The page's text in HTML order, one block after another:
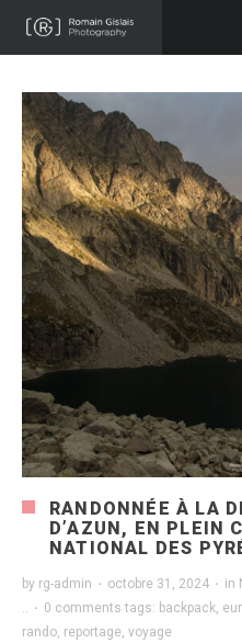
RANDONNÉE À LA
D’AZUN, EN PLEIN
NATIONAL DES
by rg-admin · octobre 31, 2024 · in
· 0 comments tags: backpack
rando reportage voyage